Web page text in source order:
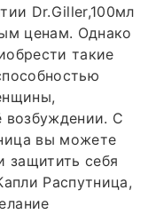
Dr.Giller,100мл
ценам. Однако
такие
возбуждении. С
вы можете
защитить себя
Распутница,